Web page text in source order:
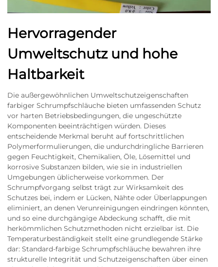
Hervorragender
Umweltschutz und hohe
Haltbarkeit
Die außergewöhnlichen Umweltschutzeigenschaften
farbiger Schrumpfschläuche bieten umfassenden Schutz
vor harten Betriebsbedingungen, die ungeschützte
Komponenten beeinträchtigen würden. Dieses
entscheidende Merkmal beruht auf fortschrittlichen
Polymerformulierungen, die undurchdringliche Barrieren
gegen Feuchtigkeit, Chemikalien, Öle, Lösemittel und
korrosive Substanzen bilden, wie sie in industriellen
Umgebungen üblicherweise vorkommen. Der
Schrumpfvorgang selbst trägt zur Wirksamkeit des
Schutzes bei, indem er Lücken, Nähte oder Überlappungen
eliminiert, an denen Verunreinigungen eindringen könnten,
und so eine durchgängige Abdeckung schafft, die mit
herkömmlichen Schutzmethoden nicht erzielbar ist. Die
Temperaturbeständigkeit stellt eine grundlegende Stärke
dar: Standard-farbige Schrumpfschläuche bewahren ihre
strukturelle Integrität und Schutzeigenschaften über einen